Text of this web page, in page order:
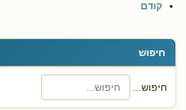
חיפוש
חיפוש...
קודם